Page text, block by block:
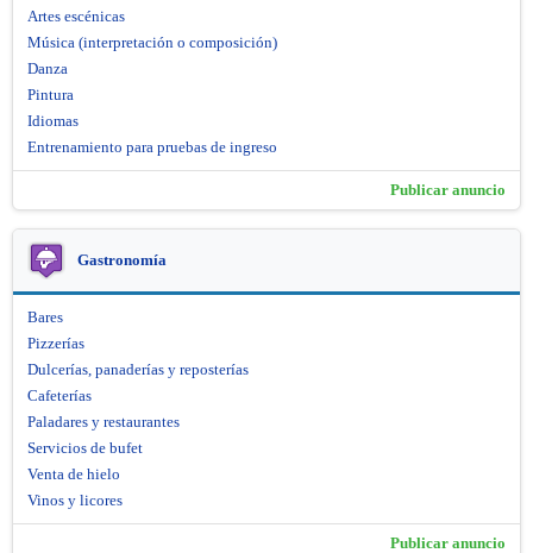
Artes escénicas
Música (interpretación o composición)
Danza
Pintura
Idiomas
Entrenamiento para pruebas de ingreso
Publicar anuncio
Gastronomía
Bares
Pizzerías
Dulcerías, panaderías y reposterías
Cafeterías
Paladares y restaurantes
Servicios de bufet
Venta de hielo
Vinos y licores
Publicar anuncio